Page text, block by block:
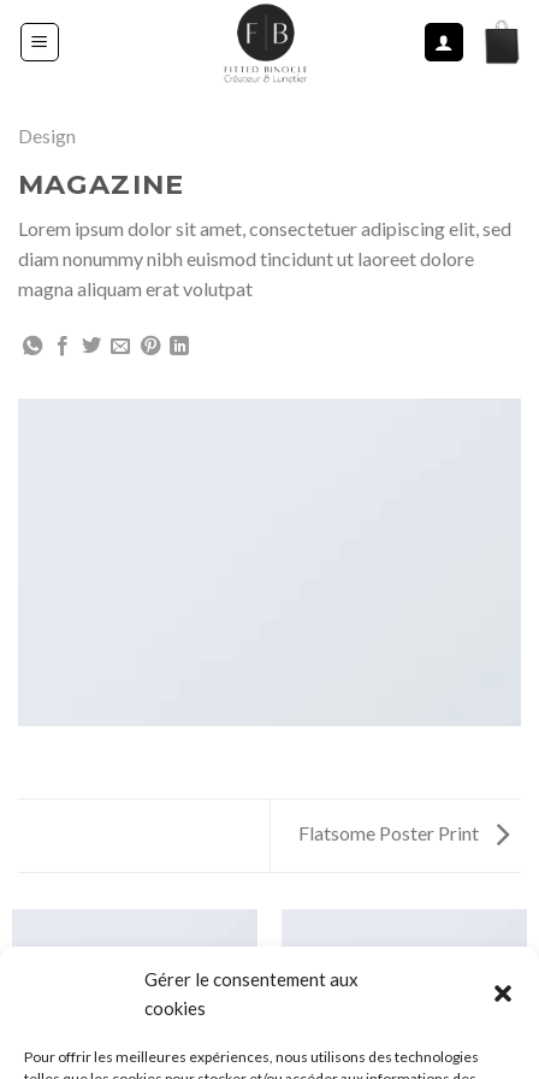
Gérer le consentement aux
cookies
Pour offrir les meilleures expériences, nous utilisons des technologies
Design
MAGAZINE
Lorem ipsum dolor sit amet, consectetuer adipiscing elit, sed
diam nonummy nibh euismod tincidunt ut laoreet dolore
magna aliquam erat volutpat
Flatsome Poster Print